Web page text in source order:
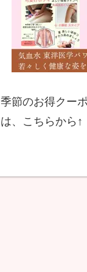
季節のお得クー
は、こちらから↑